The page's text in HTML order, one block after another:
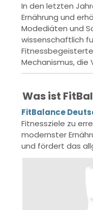
In den letzten
Ernährung und
Modediäten und
wissenschaftlich
Mechanismus,
Was ist
FitBalance
Fitnessziele zu
modernster
und fördert das